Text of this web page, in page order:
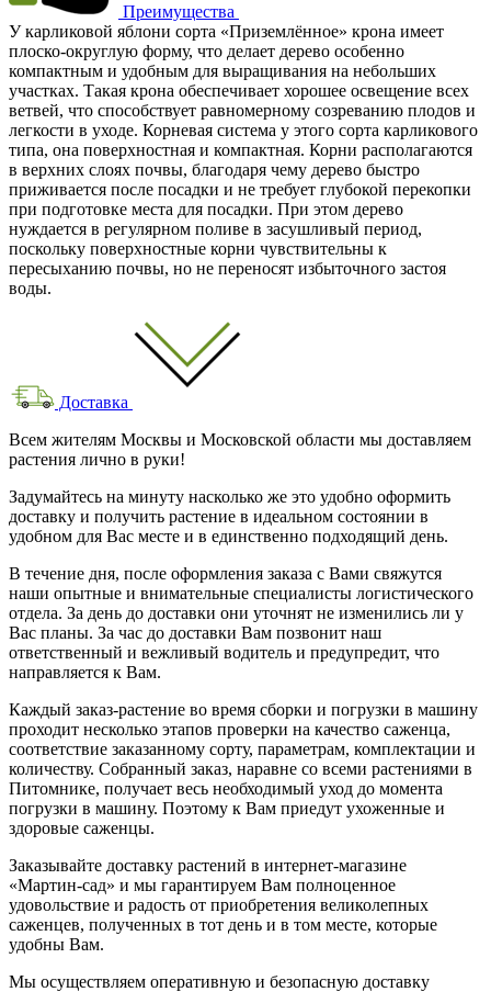
Преимущества
У карликовой яблони сорта «Приземлённое» крона имеет
плоско-округлую форму, что делает дерево особенно
компактным и удобным для выращивания на небольших
участках. Такая крона обеспечивает хорошее освещение всех
ветвей, что способствует равномерному созреванию плодов и
легкости в уходе. Корневая система у этого сорта карликового
типа, она поверхностная и компактная. Корни располагаются
в верхних слоях почвы, благодаря чему дерево быстро
приживается после посадки и не требует глубокой перекопки
при подготовке места для посадки. При этом дерево
нуждается в регулярном поливе в засушливый период,
поскольку поверхностные корни чувствительны к
пересыханию почвы, но не переносят избыточного застоя
воды.
Доставка
Всем жителям Москвы и Московской области мы доставляем
растения лично в руки!
Задумайтесь на минуту насколько же это удобно оформить
доставку и получить растение в идеальном состоянии в
удобном для Вас месте и в единственно подходящий день.
В течение дня, после оформления заказа с Вами свяжутся
наши опытные и внимательные специалисты логистического
отдела. За день до доставки они уточнят не изменились ли у
Вас планы. За час до доставки Вам позвонит наш
ответственный и вежливый водитель и предупредит, что
направляется к Вам.
Каждый заказ-растение во время сборки и погрузки в машину
проходит несколько этапов проверки на качество саженца,
соответствие заказанному сорту, параметрам, комплектации и
количеству. Собранный заказ, наравне со всеми растениями в
Питомнике, получает весь необходимый уход до момента
погрузки в машину. Поэтому к Вам приедут ухоженные и
здоровые саженцы.
Заказывайте доставку растений в интернет-магазине
«Мартин-сад» и мы гарантируем Вам полноценное
удовольствие и радость от приобретения великолепных
саженцев, полученных в тот день и в том месте, которые
удобны Вам.
Мы осуществляем оперативную и безопасную доставку